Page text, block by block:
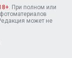
. При полном или
может не